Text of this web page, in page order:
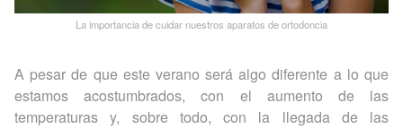
La importancia de cuidar nuestros aparatos de ortodoncia
A pesar de que este verano será algo diferente a lo que
estamos acostumbrados, con el aumento de las
temperaturas y, sobre todo, con la llegada de las